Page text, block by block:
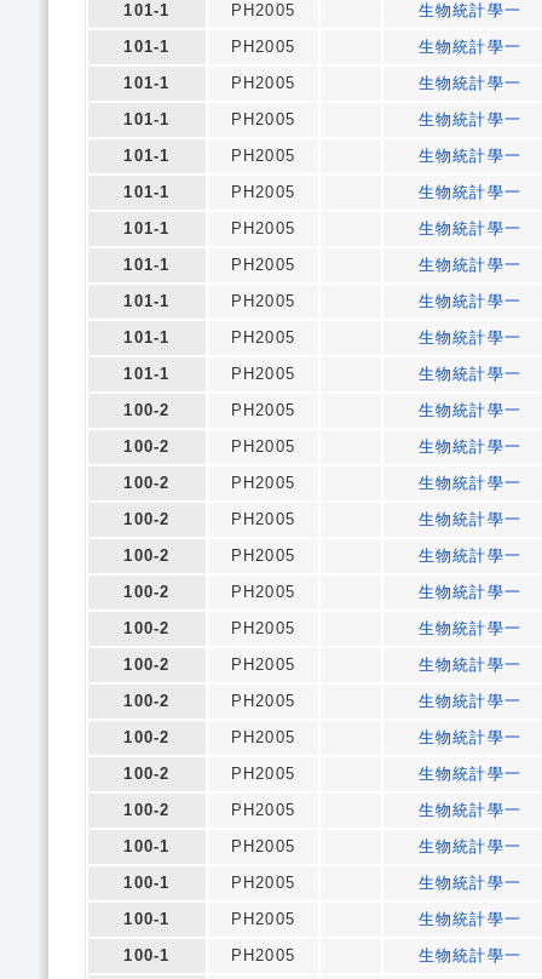
101-1
PH2005
生物統計學一
101-1
PH2005
生物統計學一
101-1
PH2005
生物統計學一
101-1
PH2005
生物統計學一
101-1
PH2005
生物統計學一
101-1
PH2005
生物統計學一
101-1
PH2005
生物統計學一
101-1
PH2005
生物統計學一
101-1
PH2005
生物統計學一
101-1
PH2005
生物統計學一
101-1
PH2005
生物統計學一
100-2
PH2005
生物統計學一
100-2
PH2005
生物統計學一
100-2
PH2005
生物統計學一
100-2
PH2005
生物統計學一
100-2
PH2005
生物統計學一
100-2
PH2005
生物統計學一
100-2
PH2005
生物統計學一
100-2
PH2005
生物統計學一
100-2
PH2005
生物統計學一
100-2
PH2005
生物統計學一
100-2
PH2005
生物統計學一
100-2
PH2005
生物統計學一
100-1
PH2005
生物統計學一
100-1
PH2005
生物統計學一
100-1
PH2005
生物統計學一
100-1
PH2005
生物統計學一